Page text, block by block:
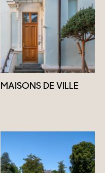
MAISONS DE VILLE